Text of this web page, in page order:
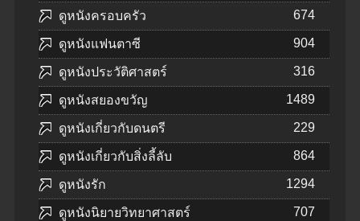
ดูหนังครอบครัว 674
ดูหนังแฟนตาซี 904
ดูหนังประวัติศาสตร์ 316
ดูหนังสยองขวัญ 1489
ดูหนังเกี่ยวกับดนตรี 229
ดูหนังเกี่ยวกับสิ่งลี้ลับ 864
ดูหนังรัก 1294
ดูหนังนิยายวิทยาศาสตร์ 707